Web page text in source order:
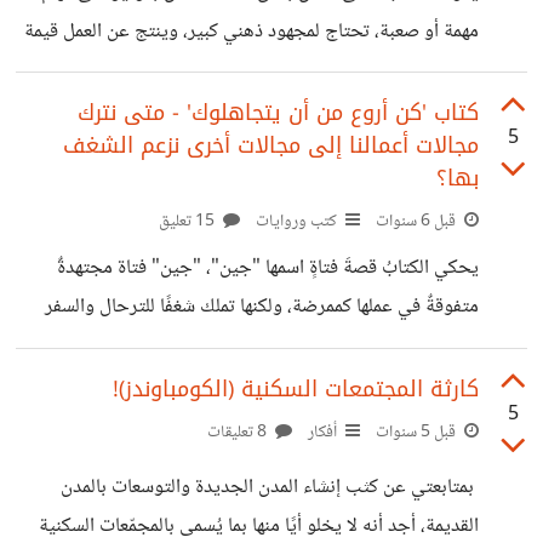
المدة! وطائفة ثالثة عندما يمرون على مقالٍ هادفٍ،
مهمة أو صعبة، تحتاج لمجهود ذهني كبير، وينتج عن العمل قيمة
جديدة وتطورًا في مستوى المهارة، يصعب الحصول عليه بطريقة
أخرى"*. سأحاول أن أصيغ نصائح عملية من الكتاب في صورة
*لا يجب العمل إلا على مهمة واحدة*: فعمل أكثر من عمل
بالتوازي، ينتج عنه جهدًا ذهنيًا مضاعفًا، وكذلك التشتت وضعف
التركيز، ونجد في النهاية أن كلا العملين يخرج بصورة
5
كتاب 'كن أروع من أن يتجاهلوك' - متى نترك
مجالات أعمالنا إلى مجالات أخرى نزعم الشغف
بها؟
قبل 6 سنوات كتب وروايات
يحكي الكتابُ قصةَ فتاةٍ اسمها "جين"، "جين" فتاة مجتهدةٌ
متفوقةٌ في عملها كممرضة، ولكنها تملك شغفًا للترحال والسفر
والتصوير، فأخذت تفكر أن تترك عملها الرئيسي، ويصير هذا
الشغف هو مصدر رزقها. ولكن ماذا كانت النتيجة عندما فعلت
ذلك؟ لم تُثبت كفاءةً في هذا العمل، ونفدت -مع الأسف- مُدخراتها
في تجربتها تلك! فما السبب وراء ذلك؟ إن العمل بشغفٍ يُقصدُ به
5
كارثة المجتمعات السكنية (الكومباوندز)!
قبل 5 سنوات أفكار
بمتابعتي عن كثب إنشاء المدن الجديدة والتوسعات بالمدن
القديمة، أجد أنه لا يخلو أيًا منها بما يُسمى بالمجمّعات السكنية